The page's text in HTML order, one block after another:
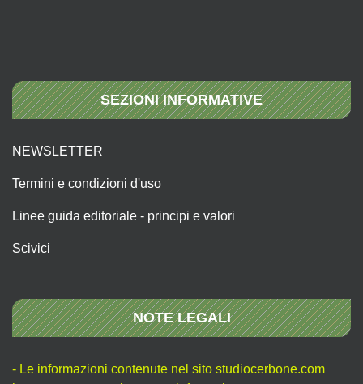
SEZIONI INFORMATIVE
NEWSLETTER
Termini e condizioni d'uso
Linee guida editoriale - principi e valori
Scivici
NOTE LEGALI
- Le informazioni contenute nel sito studiocerbone.com